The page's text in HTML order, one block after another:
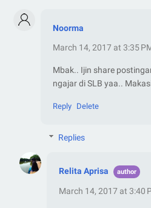
Noorma
March 14, 2017 at 3:35
Mbak.. Ijin share
ngajar di SLB yaa..
Reply Delete
Replies
Relita Aprisa
March 14, 2017 at 3:40